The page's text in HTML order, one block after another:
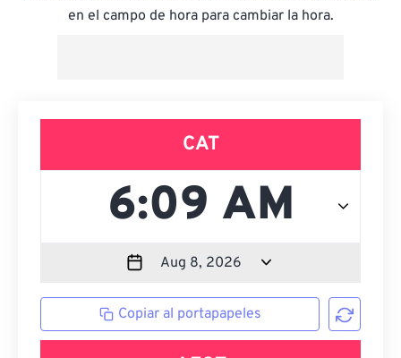
en el campo de hora para cambiar la hora.
CAT
Copiar al portapapeles